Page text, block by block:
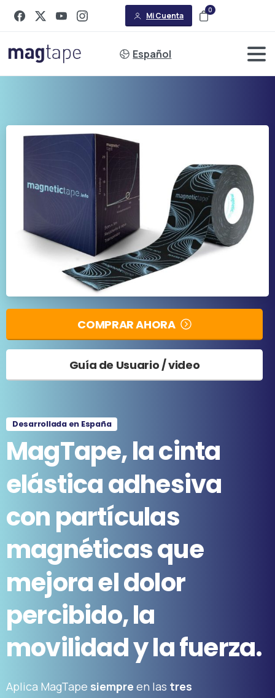
Mi Cuenta
0
Español
Desarrollada en España
MagTape,lacinta
elásticaadhesiva
conpartículas
magnéticasque
mejoraeldolor
percibido,la
movilidadylafuerza.
Aplica MagTape siempre en las tres
COMPRAR AHORA
Guía de Usuario / video